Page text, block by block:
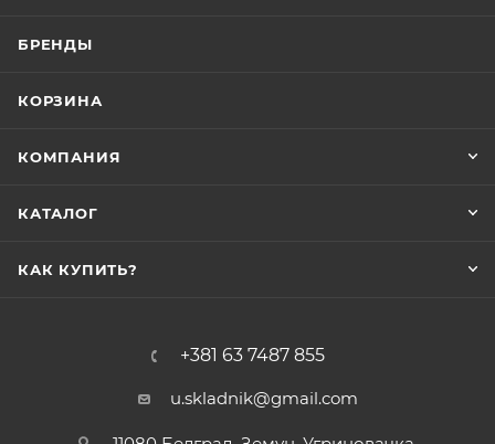
БРЕНДЫ
КОРЗИНА
КОМПАНИЯ
КАТАЛОГ
КАК КУПИТЬ?
+381 63 7487 855
u.skladnik@gmail.com